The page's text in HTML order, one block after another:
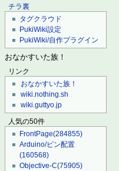
チラ裏
タグクラウド
PukiWiki設定
PukiWiki/自作プラグイン
おなかすいた族！
リンク
おなかすいた族！
wiki.nothing.sh
wiki.guttyo.jp
人気の50件
FrontPage(284855)
Arduino/ピン配置
(160568)
Objective-C(75905)